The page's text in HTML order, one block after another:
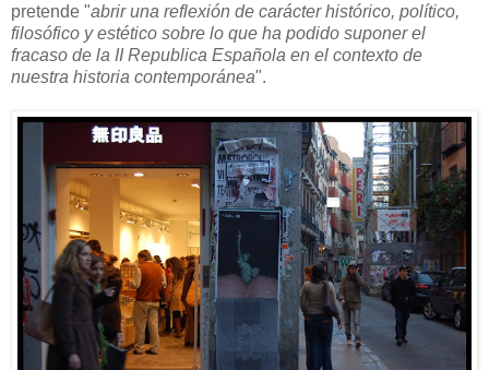
pretende "abrir una reflexión de carácter histórico, político,
filosófico y estético sobre lo que ha podido suponer el
fracaso de la II Republica Española en el contexto de
nuestra historia contemporánea".